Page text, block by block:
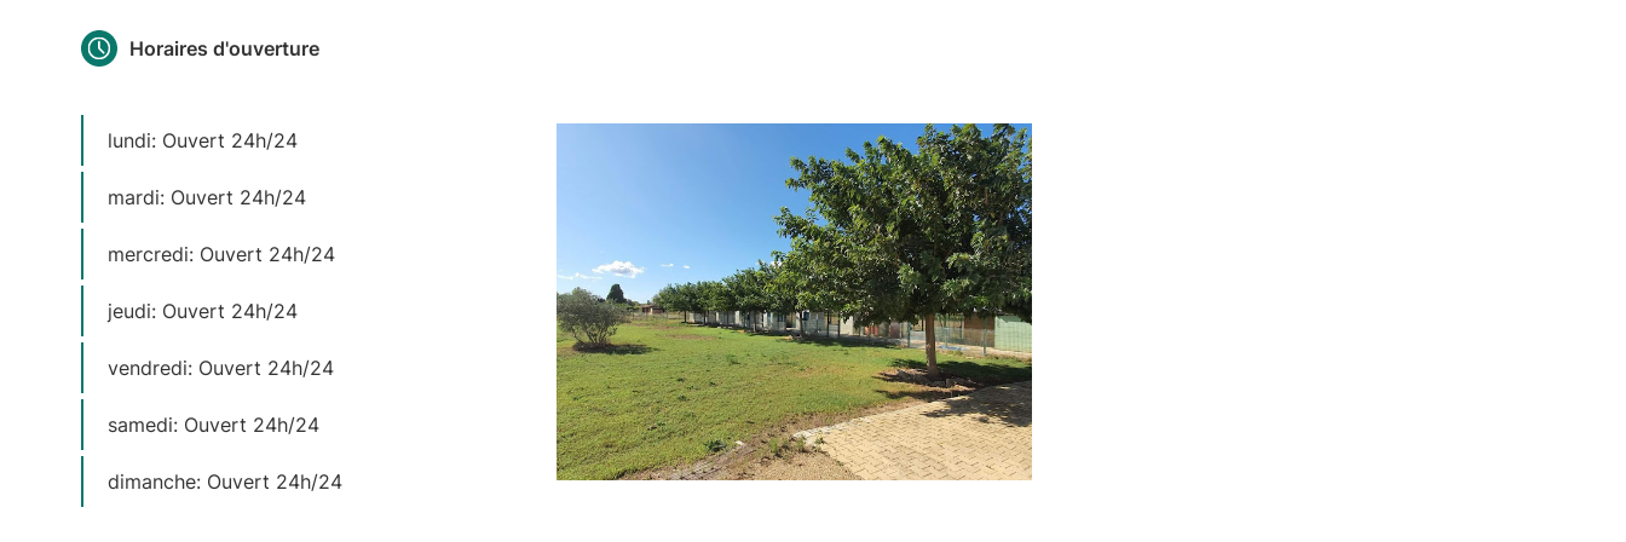
Horaires d'ouverture
lundi: Ouvert 24h/24
mardi: Ouvert 24h/24
mercredi: Ouvert 24h/24
jeudi: Ouvert 24h/24
vendredi: Ouvert 24h/24
samedi: Ouvert 24h/24
dimanche: Ouvert 24h/24